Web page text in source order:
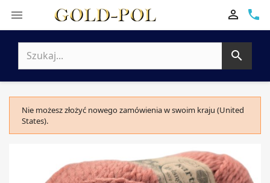
 phone


Nie możesz złożyć nowego zamówienia w swoim kraju (United
States).